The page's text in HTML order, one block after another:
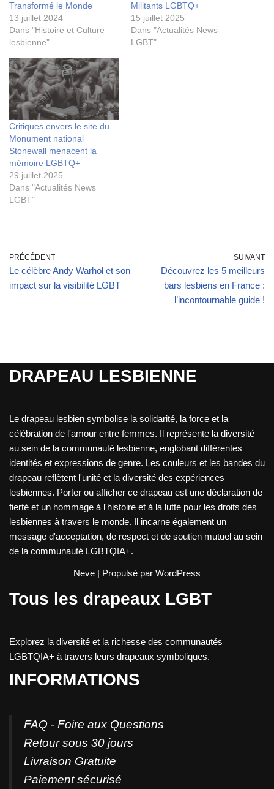
Transformé le Monde
13 juillet 2024
Dans "Histoire et Culture
lesbienne"
Militants LGBTQ+
15 juillet 2025
Dans "Actualités News
LGBT"
Critiques envers le site du
Monument national
Stonewall menacent la
mémoire LGBTQ+
29 juillet 2025
Dans "Actualités News
LGBT"
PRÉCÉDENT
Le célèbre Andy Warhol et son
impact sur la visibilité LGBT
SUIVANT
Découvrez les 5 meilleurs
bars lesbiens en France :
l’incontournable guide !
DRAPEAU LESBIENNE
Le drapeau lesbien symbolise la solidarité, la force et la
célébration de l'amour entre femmes. Il représente la diversité
au sein de la communauté lesbienne, englobant différentes
identités et expressions de genre. Les couleurs et les bandes du
drapeau reflètent l'unité et la diversité des expériences
lesbiennes. Porter ou afficher ce drapeau est une déclaration de
fierté et un hommage à l'histoire et à la lutte pour les droits des
lesbiennes à travers le monde. Il incarne également un
message d'acceptation, de respect et de soutien mutuel au sein
de la communauté LGBTQIA+.
Neve | Propulsé par WordPress
Tous les drapeaux LGBT
Explorez la diversité et la richesse des communautés
LGBTQIA+ à travers leurs drapeaux symboliques.
INFORMATIONS
FAQ - Foire aux Questions
Retour sous 30 jours
Livraison Gratuite
Paiement sécurisé